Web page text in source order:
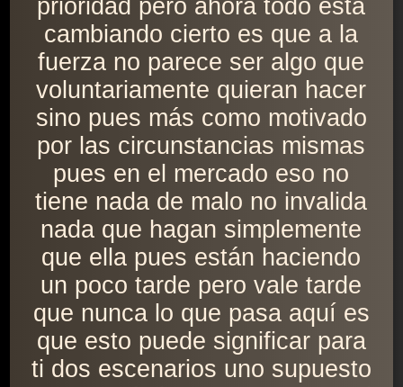
prioridad pero ahora todo está
cambiando cierto es que a la
fuerza no parece ser algo que
voluntariamente quieran hacer
sino pues más como motivado
por las circunstancias mismas
pues en el mercado eso no
tiene nada de malo no invalida
nada que hagan simplemente
que ella pues están haciendo
un poco tarde pero vale tarde
que nunca lo que pasa aquí es
que esto puede significar para
ti dos escenarios uno supuesto